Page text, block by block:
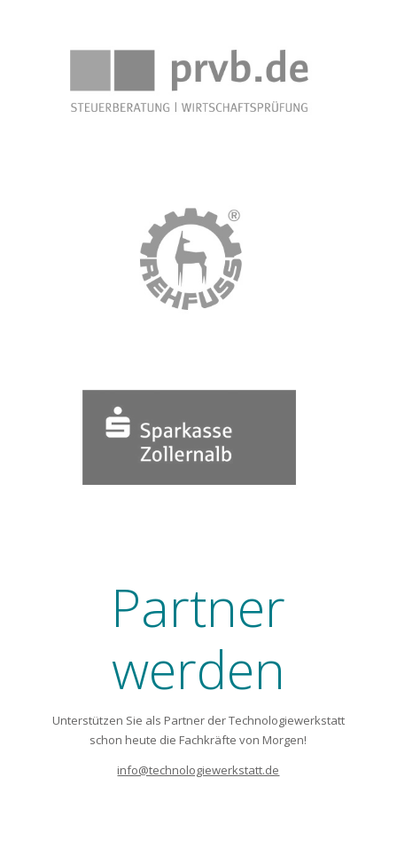
Partner
werden
Unterstützen Sie als Partner der Technologiewerkstatt
schon heute die Fachkräfte von Morgen!
info@technologiewerkstatt.de